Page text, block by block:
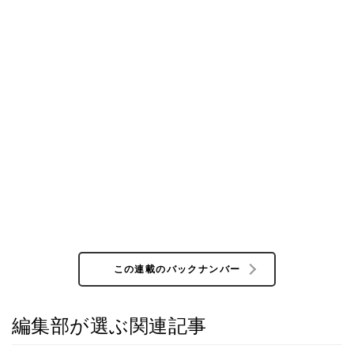
この連載のバックナンバー
編集部が選ぶ関連記事